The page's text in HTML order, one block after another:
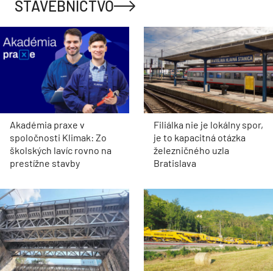
STAVEBNÍCTVO
Akadémia praxe v
spoločnosti Klimak: Zo
školských lavíc rovno na
prestížne stavby
Filiálka nie je lokálny spor,
je to kapacitná otázka
železničného uzla
Bratislava